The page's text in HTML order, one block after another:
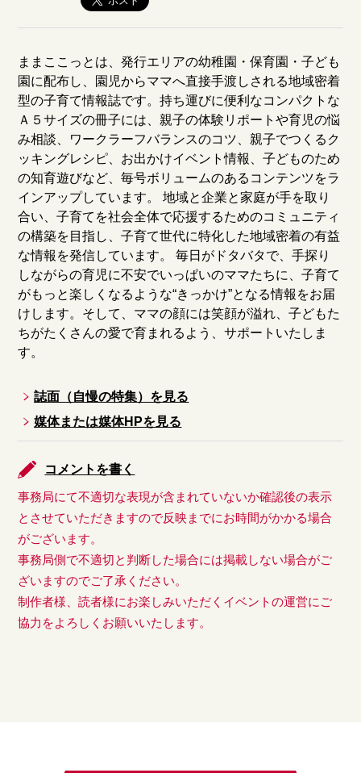
ままここっとは、発行エリアの幼稚園・保育園・子ども
園に配布し、園児からママへ直接手渡しされる地域密着
型の子育て情報誌です。持ち運びに便利なコンパクトな
Ａ５サイズの冊子には、親子の体験リポートや育児の悩
み相談、ワークラーフバランスのコツ、親子でつくるク
ッキングレシピ、お出かけイベント情報、子どものため
の知育遊びなど、毎号ボリュームのあるコンテンツをラ
インアップしています。 地域と企業と家庭が手を取り
合い、子育てを社会全体で応援するためのコミュニティ
の構築を目指し、子育て世代に特化した地域密着の有益
な情報を発信しています。 毎日がドタバタで、手探り
しながらの育児に不安でいっぱいのママたちに、子育て
がもっと楽しくなるような“きっかけ”となる情報をお届
けします。そして、ママの顔には笑顔が溢れ、子どもた
ちがたくさんの愛で育まれるよう、サポートいたしま
す。
誌面（自慢の特集）を見る
媒体または媒体HPを見る
コメントを書く
事務局にて不適切な表現が含まれていないか確認後の表示
とさせていただきますので反映までにお時間がかかる場合
がございます。
事務局側で不適切と判断した場合には掲載しない場合がご
ざいますのでご了承ください。
制作者様、読者様にお楽しみいただくイベントの運営にご
協力をよろしくお願いいたします。